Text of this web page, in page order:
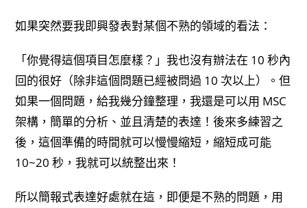
如果突然要我即興發表對某個不熟的領域的看法：
「你覺得這個項目怎麼樣？」我也沒有辦法在 10 秒內
回的很好（除非這個問題已經被問過 10 次以上）。但
如果一個問題，給我幾分鐘整理，我還是可以用 MSC
架構，簡單的分析、並且清楚的表達！後來多練習之
後，這個準備的時間就可以慢慢縮短，縮短成可能
10~20 秒，我就可以統整出來！
所以簡報式表達好處就在這，即便是不熟的問題，用